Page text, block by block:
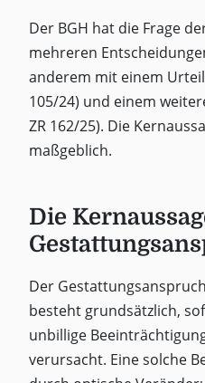
Der BGH hat die Frage
mehreren
anderem mit einem Urteil
105/24) und einem
ZR 162/25). Die
maßgeblich.
Die
Der
besteht grundsätzlich,
unbillige
verursacht. Eine solche